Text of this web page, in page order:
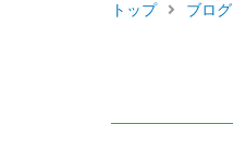
トップ ブログ